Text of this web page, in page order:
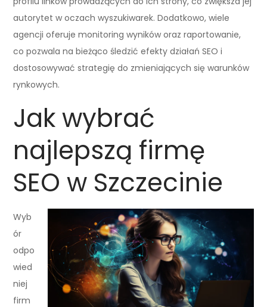
autorytet w oczach wyszukiwarek. Dodatkowo, wiele
agencji oferuje monitoring wyników oraz raportowanie,
co pozwala na bieżąco śledzić efekty działań SEO i
dostosowywać strategię do zmieniających się warunków
rynkowych.
Jak wybrać
najlepszą firmę
SEO w Szczecinie
Wyb
ór
odpo
wied
niej
firm